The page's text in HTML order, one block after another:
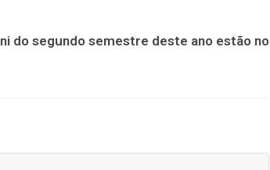
do segundo semestre deste ano estão no